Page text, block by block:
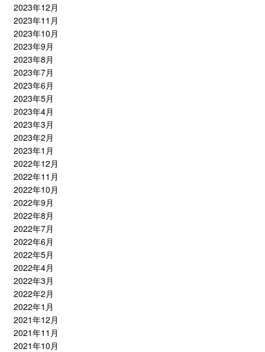
2023年12月
2023年11月
2023年10月
2023年9月
2023年8月
2023年7月
2023年6月
2023年5月
2023年4月
2023年3月
2023年2月
2023年1月
2022年12月
2022年11月
2022年10月
2022年9月
2022年8月
2022年7月
2022年6月
2022年5月
2022年4月
2022年3月
2022年2月
2022年1月
2021年12月
2021年11月
2021年10月